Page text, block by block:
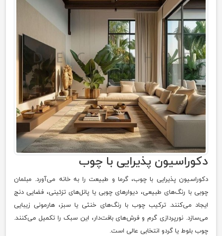
دکوراسیون پذیرایی با چوب
دکوراسیون پذیرایی با چوب، گرما و طبیعت را به خانه می‌آورد. مبلمان
چوبی با رنگ‌های طبیعی، دیوارهای چوبی یا پانل‌های تزئینی، فضایی دنج
ایجاد می‌کنند. ترکیب چوب با رنگ‌های خنثی یا سبز، هارمونی زیبایی
می‌سازد. نورپردازی گرم و فرش‌های بافت‌دار، این سبک را تکمیل می‌کنند.
چوب بلوط یا گردو انتخابی عالی است.